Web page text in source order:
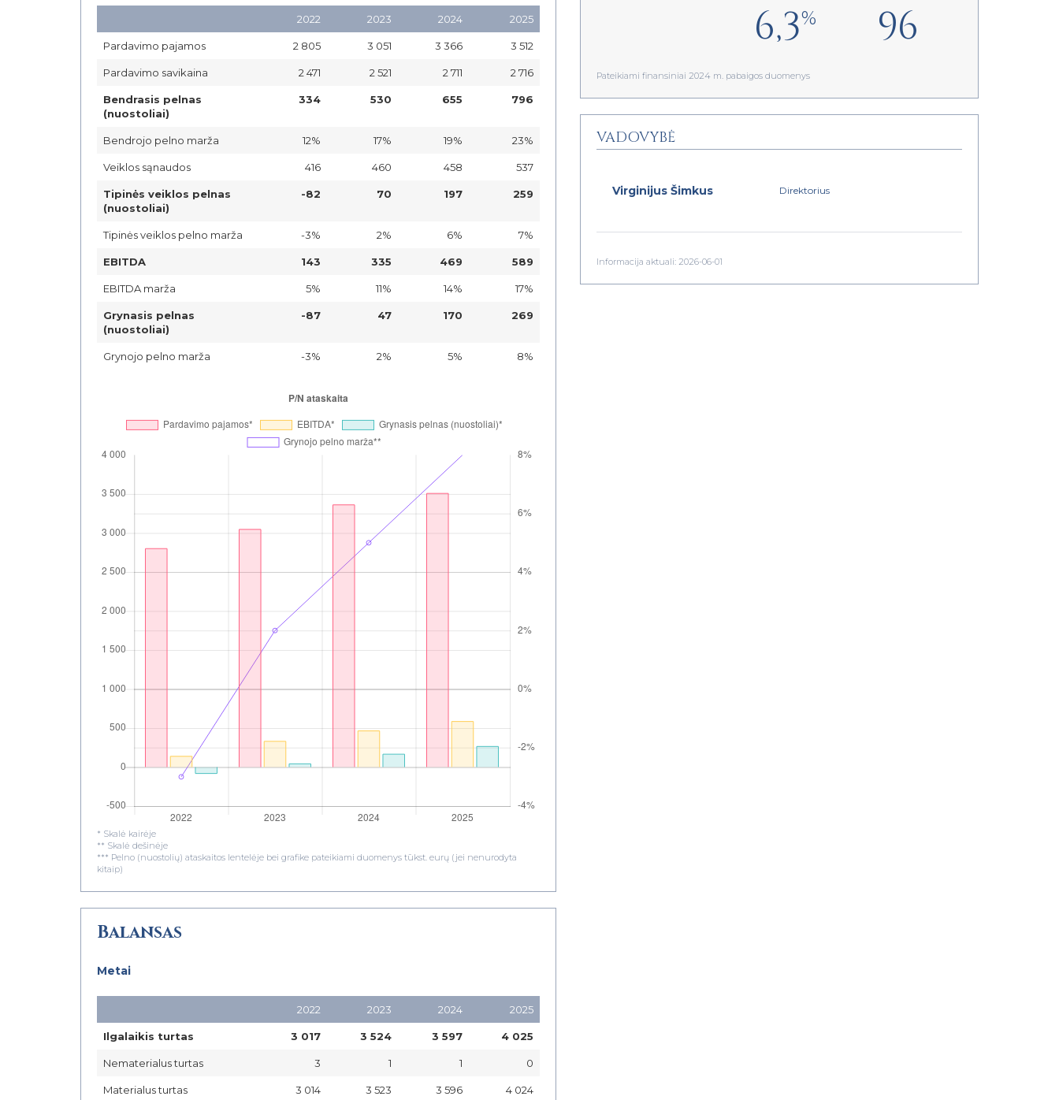
2022 2023 2024 2025
Pardavimo pajamos 2 805 3 051 3 366 3 512
Pardavimo savikaina 2 471 2 521 2 711 2 716
Bendrasis pelnas
(nuostoliai)
334 530 655 796
Bendrojo pelno marža 12% 17% 19% 23%
Veiklos sąnaudos 416 460 458 537
Tipinės veiklos pelnas
(nuostoliai)
-82 70 197 259
Tipinės veiklos pelno marža -3% 2% 6% 7%
EBITDA 143 335 469 589
EBITDA marža 5% 11% 14% 17%
Grynasis pelnas
(nuostoliai)
-87 47 170 269
Grynojo pelno marža -3% 2% 5% 8%
* Skalė kairėje
** Skalė dešinėje
*** Pelno (nuostolių) ataskaitos lentelėje bei grafike pateikiami duomenys tūkst. eurų (jei nenurodyta
kitaip)
Balansas
Metai
2022 2023 2024 2025
Ilgalaikis turtas 3 017 3 524 3 597 4 025
Nematerialus turtas 3 1 1 0
Materialus turtas 3 014 3 523 3 596 4 024
6,3% 96
Pateikiami finansiniai 2024 m. pabaigos duomenys
VADOVYBĖ
Virginijus Šimkus Direktorius
Informacija aktuali: 2026-06-01